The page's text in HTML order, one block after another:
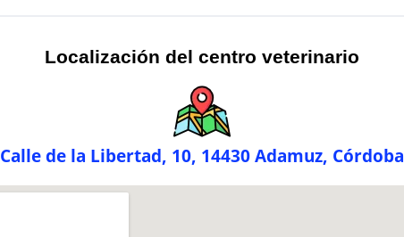
Localización del centro veterinario
Calle de la Libertad, 10, 14430 Adamuz, Córdoba